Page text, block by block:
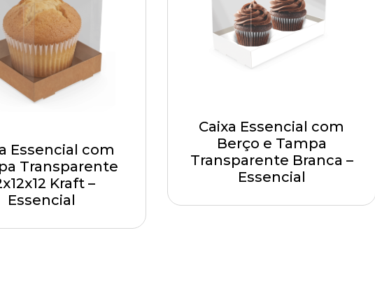
Essencial com
Transparente
Kraft –
Essencial
Caixa Essencial com
Berço e Tampa
Transparente Branca –
Essencial